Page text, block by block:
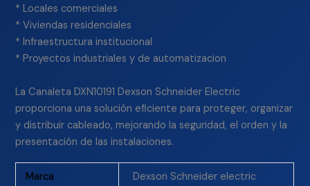
* Locales comerciales
* Viviendas residenciales
* Infraestructura institucional
* Proyectos industriales y de automatizacion
La Canaleta DXN10191 Dexson Schneider Electric
proporciona una solución eficiente para proteger, organizar
y distribuir cableado, mejorando la seguridad, el orden y la
presentación de las instalaciones.
Marca Dexson Schneider electric